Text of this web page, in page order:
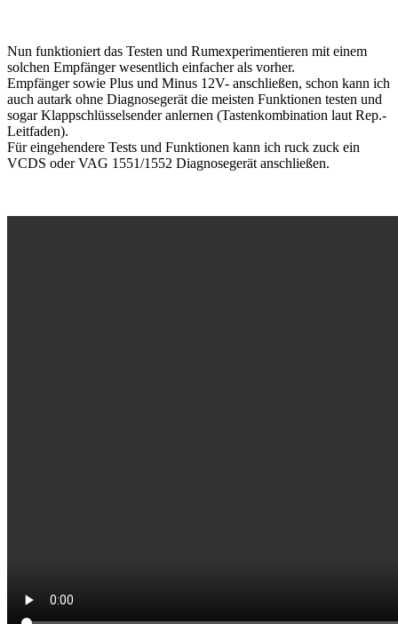
Nun funktioniert das Testen und Rumexperimentieren mit einem
solchen Empfänger wesentlich einfacher als vorher.
Empfänger sowie Plus und Minus 12V- anschließen, schon kann ich
auch autark ohne Diagnosegerät die meisten Funktionen testen und
sogar Klappschlüsselsender anlernen (Tastenkombination laut Rep.-
Leitfaden).
Für eingehendere Tests und Funktionen kann ich ruck zuck ein
VCDS oder VAG 1551/1552 Diagnosegerät anschließen.